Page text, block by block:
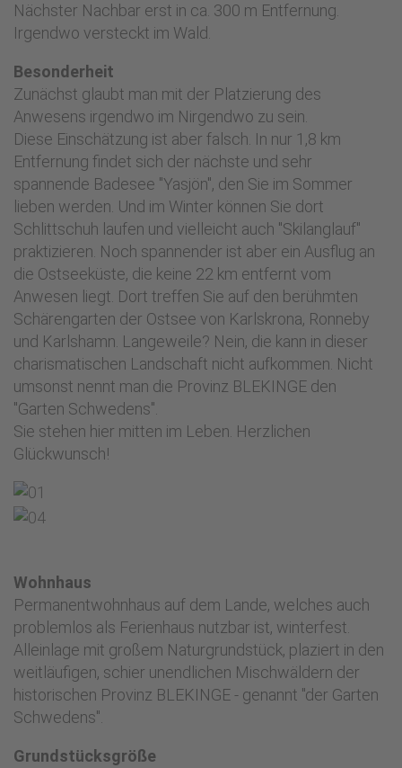
Nächster Nachbar erst in ca. 300 m Entfernung.
Irgendwo versteckt im Wald.
Besonderheit
Zunächst glaubt man mit der Platzierung des
Anwesens irgendwo im Nirgendwo zu sein.
Diese Einschätzung ist aber falsch. In nur 1,8 km
Entfernung findet sich der nächste und sehr
spannende Badesee "Yasjön", den Sie im Sommer
lieben werden. Und im Winter können Sie dort
Schlittschuh laufen und vielleicht auch "Skilanglauf"
praktizieren. Noch spannender ist aber ein Ausflug an
die Ostseeküste, die keine 22 km entfernt vom
Anwesen liegt. Dort treffen Sie auf den berühmten
Schärengarten der Ostsee von Karlskrona, Ronneby
und Karlshamn. Langeweile? Nein, die kann in dieser
charismatischen Landschaft nicht aufkommen. Nicht
umsonst nennt man die Provinz BLEKINGE den
"Garten Schwedens".
Sie stehen hier mitten im Leben. Herzlichen
Glückwunsch!
Wohnhaus
Permanentwohnhaus auf dem Lande, welches auch
problemlos als Ferienhaus nutzbar ist, winterfest.
Alleinlage mit großem Naturgrundstück, plaziert in den
weitläufigen, schier unendlichen Mischwäldern der
historischen Provinz BLEKINGE - genannt "der Garten
Schwedens".
Grundstücksgröße